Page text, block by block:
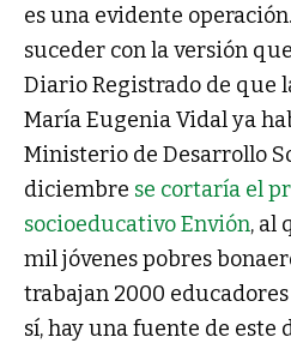
es una evidente
suceder con la versión
Diario Registrado de que
María Eugenia Vidal ya
Ministerio de Desarrollo
diciembre se cortaría el
socioeducativo Envión, al
mil jóvenes pobres
trabajan 2000
sí, hay una fuente de este